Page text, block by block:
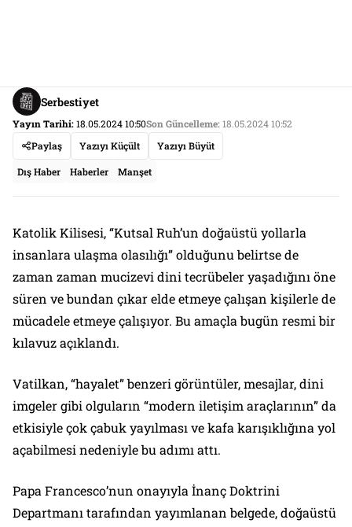
Serbestiyet
Yayın Tarihi:18.05.2024 10:50Son Güncelleme:18.05.2024 10:52
Paylaş
Yazıyı Küçült Yazıyı Büyüt
Dış Haber Haberler Manşet
Katolik Kilisesi, “Kutsal Ruh’un doğaüstü yollarla
insanlara ulaşma olasılığı” olduğunu belirtse de
zaman zaman mucizevi dini tecrübeler yaşadığını öne
süren ve bundan çıkar elde etmeye çalışan kişilerle de
mücadele etmeye çalışıyor. Bu amaçla bugün resmi bir
kılavuz açıklandı.
Vatilkan, “hayalet” benzeri görüntüler, mesajlar, dini
imgeler gibi olguların “modern iletişim araçlarının” da
etkisiyle çok çabuk yayılması ve kafa karışıklığına yol
açabilmesi nedeniyle bu adımı attı.
Papa Francesco’nun onayıyla İnanç Doktrini
Departmanı tarafından yayımlanan belgede, doğaüstü